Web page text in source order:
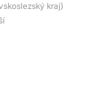
kraj)